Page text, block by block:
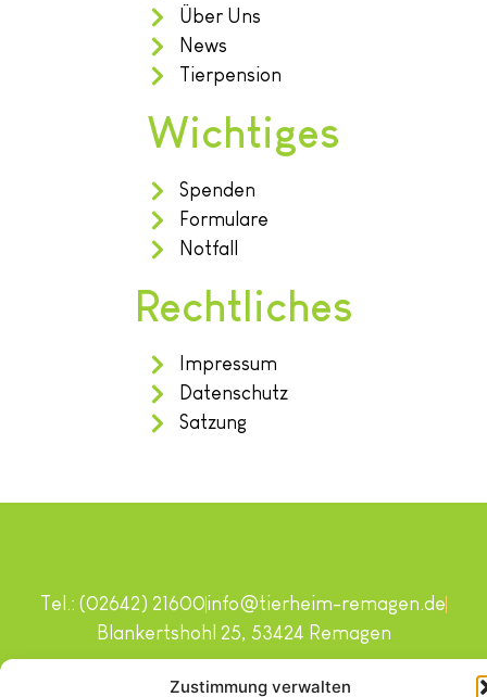
Zustimmung verwalten
Über Uns
News
Tierpension
Wichtiges
Spenden
Formulare
Notfall
Rechtliches
Impressum
Datenschutz
Satzung
Copyright © 2024. Alle Rechte vorbehalten.
Tel.: (02642) 21600info@tierheim-remagen.de
Blankertshohl 25, 53424 Remagen